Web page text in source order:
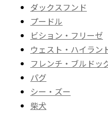
ダックスフンド
プードル
ビション・フリーゼ
ウェスト・ハイラン
フレンチ・ブルドッ
パグ
シー・ズー
柴犬